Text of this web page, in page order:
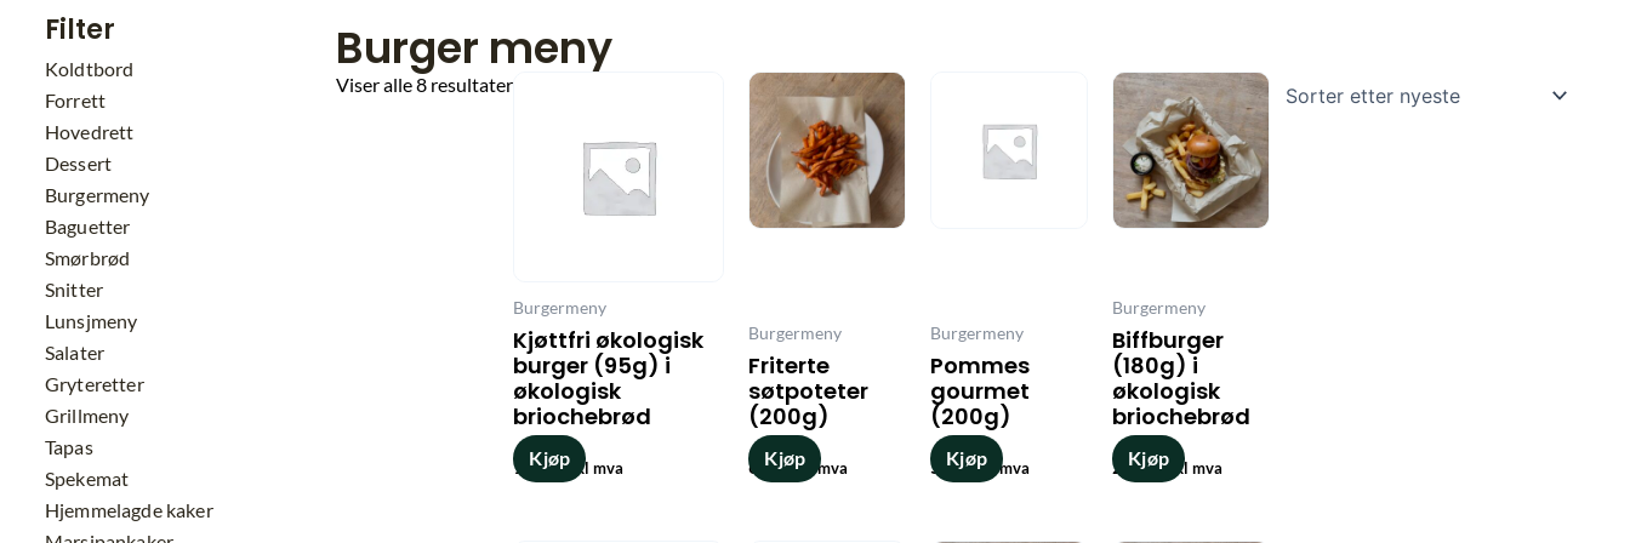
Filter
Koldtbord
Forrett
Hovedrett
Dessert
Burgermeny
Baguetter
Smørbrød
Snitter
Lunsjmeny
Salater
Gryteretter
Grillmeny
Tapas
Spekemat
Hjemmelagde kaker
Burger meny
Viser alle 8 resultaterSortert
Burgermeny
Kjøttfri økologisk
burger (95g) i
økologisk
briochebrød
169,-inkl mva
Kjøp
Burgermeny
Friterte
søtpoteter
(200g)
69,-inkl mva
Kjøp
Burgermeny
Pommes
gourmet
(200g)
59,-inkl mva
Kjøp
Burgermeny
Biffburger
(180g) i
økologisk
briochebrød
209,-inkl mva
Kjøp